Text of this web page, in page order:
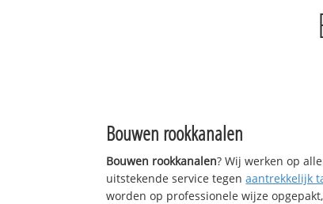
Bouwen rookkanalen
Bouwen rookkanalen? Wij werken op
uitstekende service tegenaantrekkelijk
worden op professionele wijze